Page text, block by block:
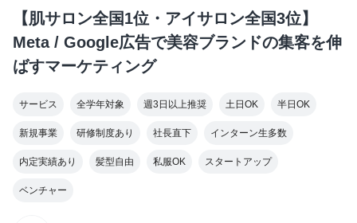
【肌サロン全国1位・アイサロン全国3位】
Meta / Google広告で美容ブランドの集客を伸
ばすマーケティング
サービス 全学年対象 週3日以上推奨 土日OK 半日OK
新規事業 研修制度あり 社長直下 インターン生多数
内定実績あり 髪型自由 私服OK スタートアップ
ベンチャー